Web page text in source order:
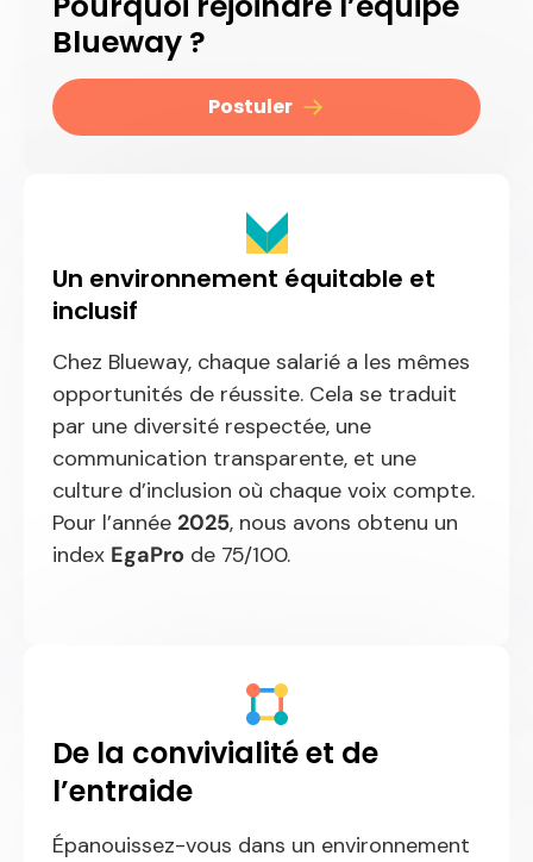
Blueway ?
Postuler
Un environnement équitable et
inclusif
Chez Blueway, chaque salarié a les mêmes
opportunités de réussite. Cela se traduit
par une diversité respectée, une
communication transparente, et une
culture d’inclusion où chaque voix compte.
Pour l’année 2025, nous avons obtenu un
index EgaPro de 75/100.
De la convivialité et de
l’entraide
Épanouissez-vous dans un environnement